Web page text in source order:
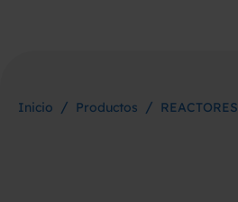
Inicio / Productos / REACTORES